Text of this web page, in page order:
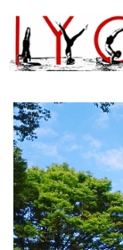
Center